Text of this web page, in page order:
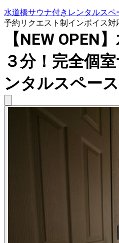
水道橋サウナ付きレンタルスペ
予約リクエスト制インボイス対
【NEW OPEN
３分！完全個
ンタルスペー